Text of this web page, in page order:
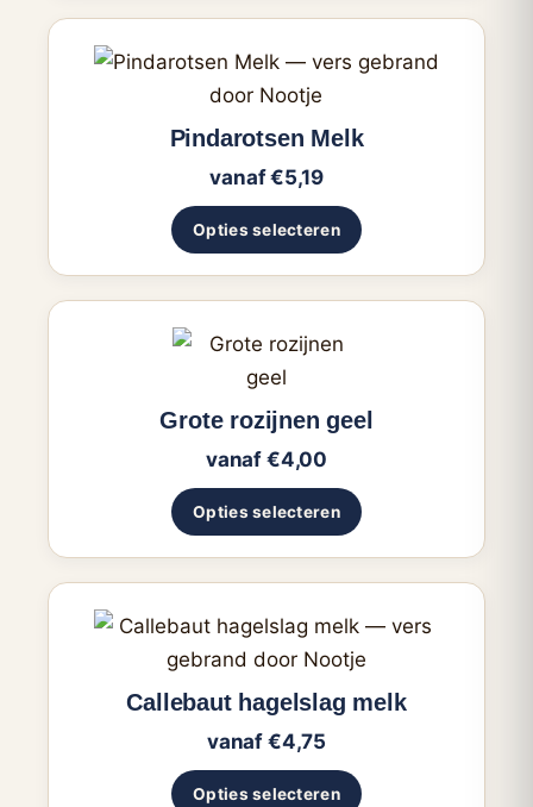
worden
op
de
productpagina
Pindarotsen Melk
vanaf€5,19
Opties selecteren
Dit
product
variaties.
Deze
optie
worden
op
de
productpagina
Grote rozijnen geel
vanaf €4,00
Opties selecteren
Dit
product
heeft
meerdere
variaties.
Deze
optie
worden
op
de
productpagina
Callebaut hagelslag melk
vanaf €4,75
Opties selecteren
Dit
product
heeft
meerdere
variaties.
Deze